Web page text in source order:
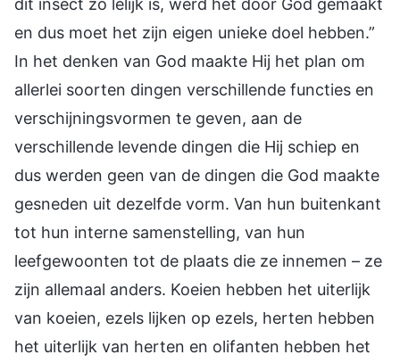
en dus moet het zijn eigen unieke doel hebben.”
In het denken van God maakte Hij het plan om
allerlei soorten dingen verschillende functies en
verschijningsvormen te geven, aan de
verschillende levende dingen die Hij schiep en
dus werden geen van de dingen die God maakte
gesneden uit dezelfde vorm. Van hun buitenkant
tot hun interne samenstelling, van hun
leefgewoonten tot de plaats die ze innemen – ze
zijn allemaal anders. Koeien hebben het uiterlijk
van koeien, ezels lijken op ezels, herten hebben
het uiterlijk van herten en olifanten hebben het